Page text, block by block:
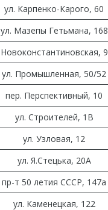
ул. Карпенко-Карого, 60
ул. Мазепы Гетьмана, 168
Новоконстантиновская, 9
ул. Промышленная, 50/52
пер. Перспективный, 10
ул. Строителей, 1В
ул. Узловая, 12
ул. Я.Стецька, 20А
пр-т 50 летия СССР, 147а
ул. Каменецкая, 122